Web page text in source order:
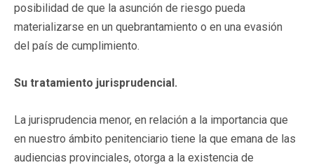
posibilidad de que la asunción de riesgo pueda
materializarse en un quebrantamiento o en una evasión
del país de cumplimiento.
Su tratamiento jurisprudencial.
La jurisprudencia menor, en relación a la importancia que
en nuestro ámbito penitenciario tiene la que emana de las
audiencias provinciales, otorga a la existencia de